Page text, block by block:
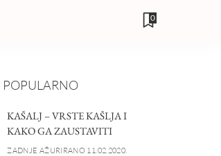
0
POPULARNO
KAŠALJ – VRSTE KAŠLJA I
KAKO GA ZAUSTAVITI
ZADNJE AŽURIRANO 11.02.2020.